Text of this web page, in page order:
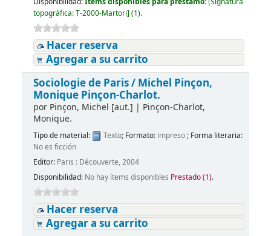
topográfica:T-2000-Martori] (1).
Hacer reserva
Agregar a su carrito
Sociologie de Paris / Michel Pinçon,
Monique Pinçon-Charlot.
por Pinçon, Michel [aut.] | Pinçon-Charlot,
Monique.
Tipo de material: Texto; Formato: impreso; Forma literaria:
No es ficción
Editor: Paris : Découverte, 2004
Disponibilidad: No hay ítems disponibles Prestado (1).
Hacer reserva
Agregar a su carrito